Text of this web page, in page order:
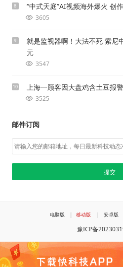
8 “中式天庭”AI视频海外爆火 创
3605
9
就是监视器啊！大法不死 索尼
元
3547
10 上海一顾客因大盘鸡含土豆报
3525
邮件订阅
电脑版 | 移动版 | 安卓版
豫ICP备